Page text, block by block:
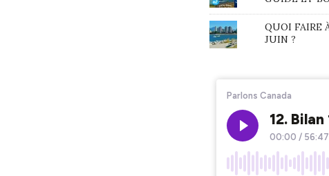
QUOI FAIRE
JUIN ?